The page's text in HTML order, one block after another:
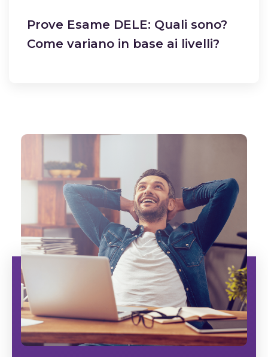
Prove Esame DELE: Quali sono?
Come variano in base ai livelli?